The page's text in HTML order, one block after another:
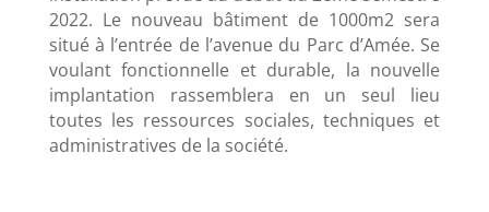
2022. Le nouveau bâtiment de 1000m2 sera
situé à l’entrée de l’avenue du Parc d’Amée. Se
voulant fonctionnelle et durable, la nouvelle
implantation rassemblera en un seul lieu
toutes les ressources sociales, techniques et
administratives de la société.